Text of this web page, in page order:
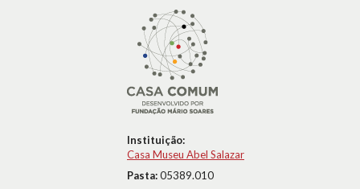
Instituição:
Casa Museu Abel Salazar
Pasta:05389.010